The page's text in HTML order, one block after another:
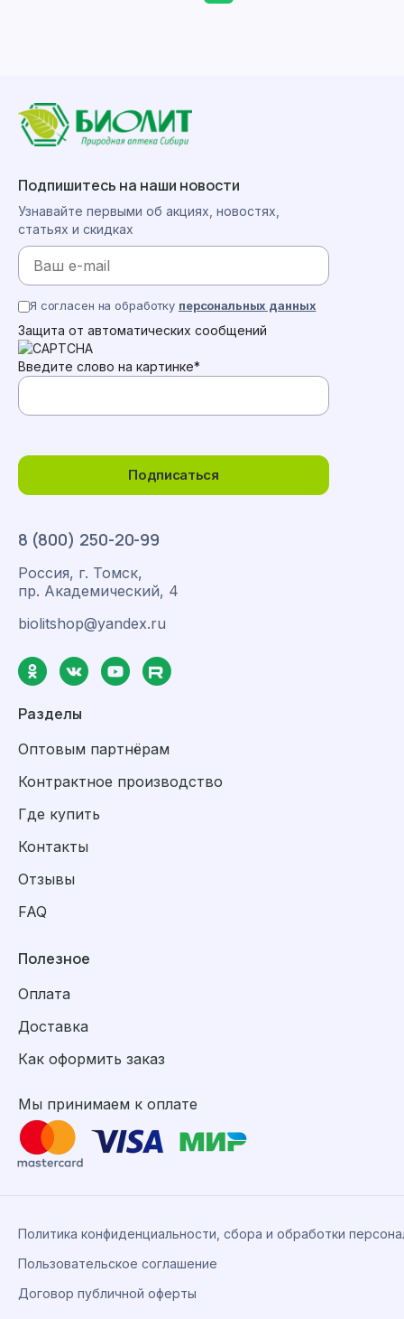
8 (800) 250-20-99
Россия, г. Томск,
пр. Академический, 4
biolitshop@yandex.ru
Разделы
Оптовым партнёрам
Контрактное производство
Где купить
Контакты
Отзывы
FAQ
Полезное
Оплата
Доставка
Как оформить заказ
Мы принимаем к оплате
Подпишитесь на наши новости
Узнавайте первыми об акциях, новостях,
статьях и скидках
Подписаться
Я согласен на обработку персональных данных
Защита от автоматических сообщений
Введите слово на картинке*
Политика конфиденциальности, сбора и обработки
Пользовательское соглашение
Договор публичной оферты